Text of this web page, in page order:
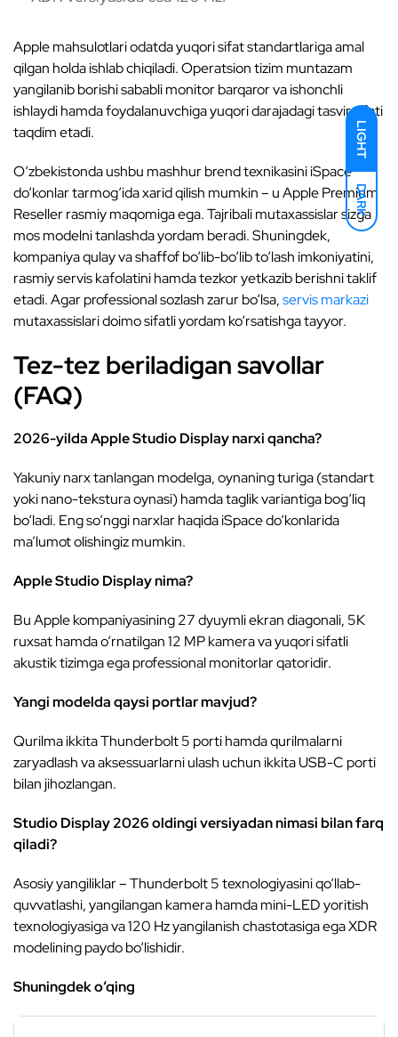
LIGHT
DARK
Apple mahsulotlari odatda yuqori sifat standartlariga amal
qilgan holda ishlab chiqiladi. Operatsion tizim muntazam
yangilanib borishi sababli monitor barqaror va ishonchli
ishlaydi hamda foydalanuvchiga yuqori darajadagi tasvir sifati
taqdim etadi.
O‘zbekistonda ushbu mashhur brend texnikasini iSpace
do‘konlar tarmog‘ida xarid qilish mumkin – u Apple Premium
Reseller rasmiy maqomiga ega. Tajribali mutaxassislar sizga
mos modelni tanlashda yordam beradi. Shuningdek,
kompaniya qulay va shaffof bo‘lib-bo‘lib to‘lash imkoniyatini,
rasmiy servis kafolatini hamda tezkor yetkazib berishni taklif
etadi. Agar professional sozlash zarur bo‘lsa,servis markazi
mutaxassislari doimo sifatli yordam ko‘rsatishga tayyor.
Tez-tez beriladigan savollar
(FAQ)
2026-yilda Apple Studio Display narxi qancha?
Yakuniy narx tanlangan modelga, oynaning turiga (standart
yoki nano-tekstura oynasi) hamda taglik variantiga bog‘liq
bo‘ladi. Eng so‘nggi narxlar haqida iSpace do‘konlarida
ma’lumot olishingiz mumkin.
Apple Studio Display nima?
Bu Apple kompaniyasining 27 dyuymli ekran diagonali, 5K
ruxsat hamda o‘rnatilgan 12 MP kamera va yuqori sifatli
akustik tizimga ega professional monitorlar qatoridir.
Yangi modelda qaysi portlar mavjud?
Qurilma ikkita Thunderbolt 5 porti hamda qurilmalarni
zaryadlash va aksessuarlarni ulash uchun ikkita USB-C porti
bilan jihozlangan.
Studio Display 2026 oldingi versiyadan nimasi bilan farq
qiladi?
Asosiy yangiliklar – Thunderbolt 5 texnologiyasini qo‘llab-
quvvatlashi, yangilangan kamera hamda mini-LED yoritish
texnologiyasiga va 120 Hz yangilanish chastotasiga ega XDR
modelining paydo bo‘lishidir.
Shuningdek o‘qing